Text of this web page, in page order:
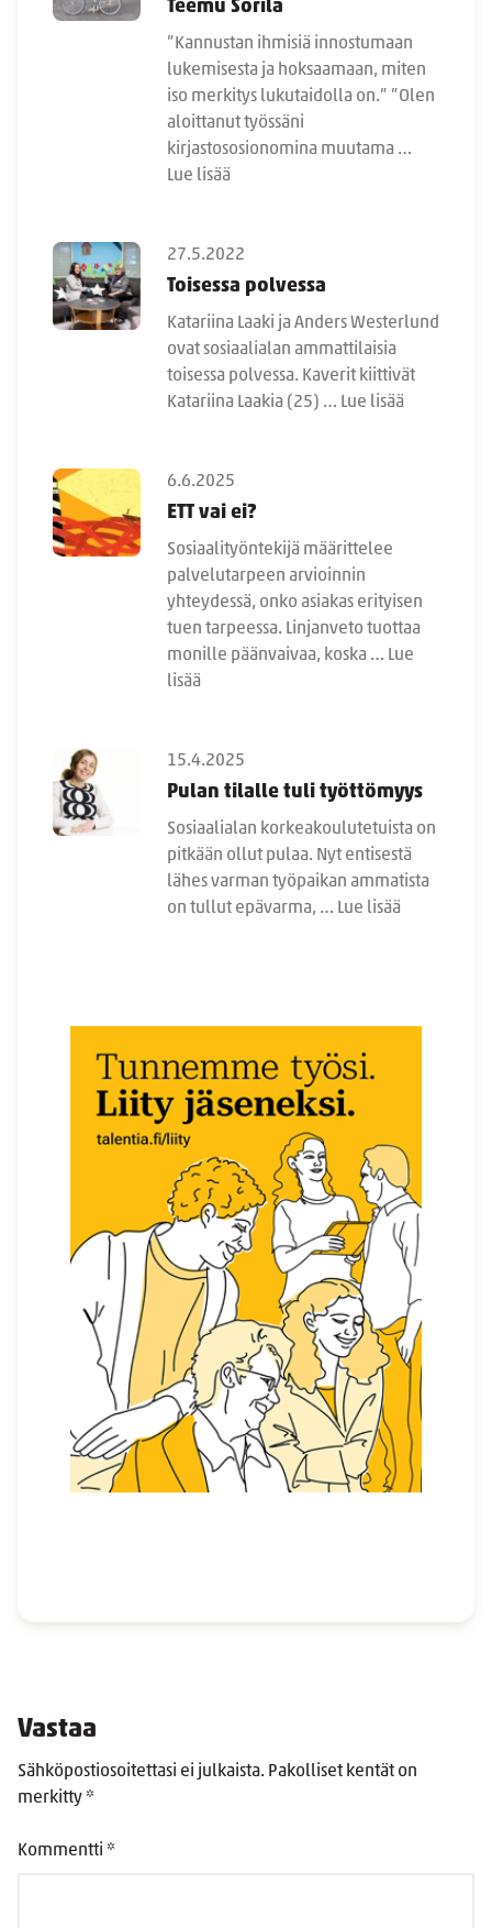
Teemu Sorila
”Kannustan ihmisiä innostumaan
lukemisesta ja hoksaamaan, miten
iso merkitys lukutaidolla on.” ”Olen
aloittanut työssäni
kirjastososionomina muutama …
Lue lisää
27.5.2022
Toisessa polvessa
Katariina Laaki ja Anders Westerlund
ovat sosiaalialan ammattilaisia
toisessa polvessa. Kaverit kiittivät
Katariina Laakia (25) … Lue lisää
6.6.2025
ETT vai ei?
Sosiaalityöntekijä määrittelee
palvelutarpeen arvioinnin
yhteydessä, onko asiakas erityisen
tuen tarpeessa. Linjanveto tuottaa
monille päänvaivaa, koska … Lue
lisää
15.4.2025
Pulan tilalle tuli työttömyys
Sosiaalialan korkeakoulutetuista on
pitkään ollut pulaa. Nyt entisestä
lähes varman työpaikan ammatista
on tullut epävarma, … Lue lisää
Vastaa
Sähköpostiosoitettasi ei julkaista. Pakolliset kentät on
merkitty *
Kommentti *